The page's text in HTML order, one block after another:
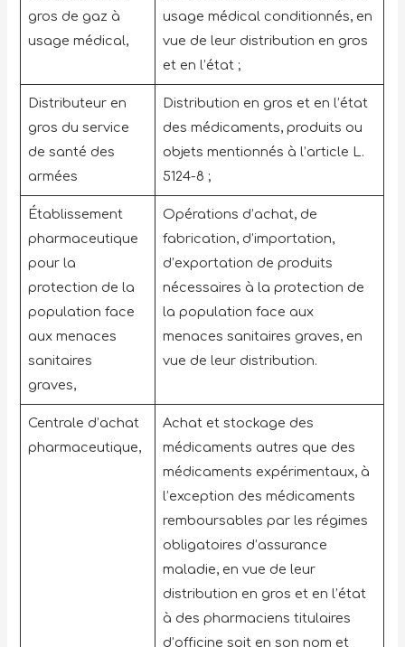
gros de gaz à
usage médical,
usage médical conditionnés, en
vue de leur distribution en gros
et en l’état ;
Distributeur en
gros du service
de santé des
armées
Distribution en gros et en l’état
des médicaments, produits ou
objets mentionnés à l’article L.
5124-8 ;
Établissement
pharmaceutique
pour la
protection de la
population face
aux menaces
sanitaires
graves,
Opérations d’achat, de
fabrication, d’importation,
d’exportation de produits
nécessaires à la protection de
la population face aux
menaces sanitaires graves, en
vue de leur distribution.
Centrale d’achat
pharmaceutique,
Achat et stockage des
médicaments autres que des
médicaments expérimentaux, à
l’exception des médicaments
remboursables par les régimes
obligatoires d’assurance
maladie, en vue de leur
distribution en gros et en l’état
à des pharmaciens titulaires
d’officine soit en son nom et